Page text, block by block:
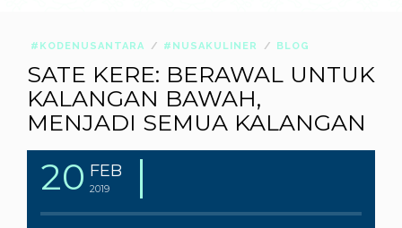
#KODENUSANTARA #NUSAKULINER BLOG
SATE KERE: BERAWAL UNTUK
KALANGAN BAWAH,
MENJADI SEMUA KALANGAN
20 FEB
2019